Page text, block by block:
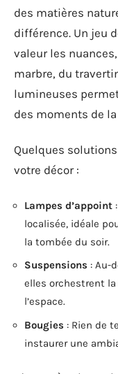
des matières
différence. Un jeu
valeur les
marbre, du
lumineuses
des moments de
Quelques
votre décor :
Lampes d’appoint
localisée, idéale
la tombée du soir.
Suspensions : Au-
elles orchestrent
l’espace.
Bougies : Rien de
instaurer une